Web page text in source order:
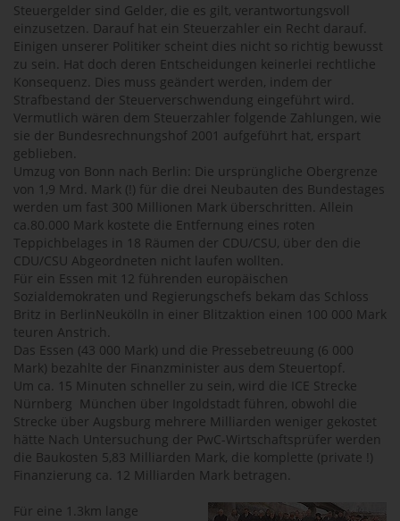
Steuergelder sind Gelder, die es gilt, verantwortungsvoll
einzusetzen. Darauf hat ein Steuerzahler ein Recht darauf.
Einigen unserer Politiker scheint dies nicht so richtig bewusst
zu sein. Hat doch deren Entscheidungen keinerlei rechtliche
Konsequenz. Dies muss geändert werden, indem der
Strafbestand der Steuerverschwendung eingeführt wird.
Vermutlich wären dem Steuerzahler folgende Zahlungen, wie
sie der Bundesrechnungshof 2001 aufgeführt hat, erspart
geblieben.
Umzug von Bonn nach Berlin: Die ursprüngliche Obergrenze
von 1,9 Mrd. Mark (!) für die drei Neubauten des Bundestages
werden um fast 300 Millionen Mark überschritten. Allein
ca.80.000 Mark kostete die Entfernung eines roten
Teppichbelages in 18 Räumen der CDU/CSU, über den die
CDU/CSU Abgeordneten nicht laufen wollten.
Für ein Essen mit 12 führenden europäischen
Sozialdemokraten und Regierungschefs bekam das Schloss
Britz in BerlinNeukölln in einer Blitzaktion einen 100 000 Mark
teuren Anstrich.
Das Essen (43 000 Mark) und die Pressebetreuung (6 000
Mark) bezahlte der Finanzminister aus dem Steuertopf.
Um ca. 15 Minuten schneller zu sein, wird die ICE Strecke
Nürnberg  München über Ingoldstadt führen, obwohl die
Strecke über Augsburg mehrere Milliarden weniger gekostet
hätte Nach Untersuchung der PwC-Wirtschaftsprüfer werden
die Baukosten 5,83 Milliarden Mark, die komplette (private !)
Finanzierung ca. 12 Milliarden Mark betragen.
Für eine 1.3km lange